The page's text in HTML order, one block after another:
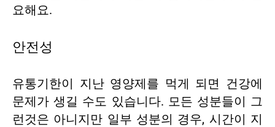
요해요.
안전성
유통기한이 지난 영양제를 먹게 되면 건강에
문제가 생길 수도 있습니다. 모든 성분들이 그
런것은 아니지만 일부 성분의 경우, 시간이 지